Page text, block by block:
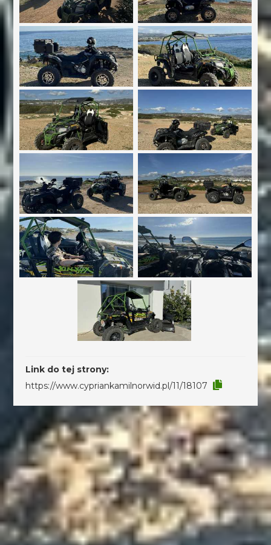
Link do tej strony:
https://www.cypriankamilnorwid.pl/11/18107